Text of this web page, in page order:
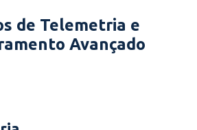
de Telemetria e
Avançado